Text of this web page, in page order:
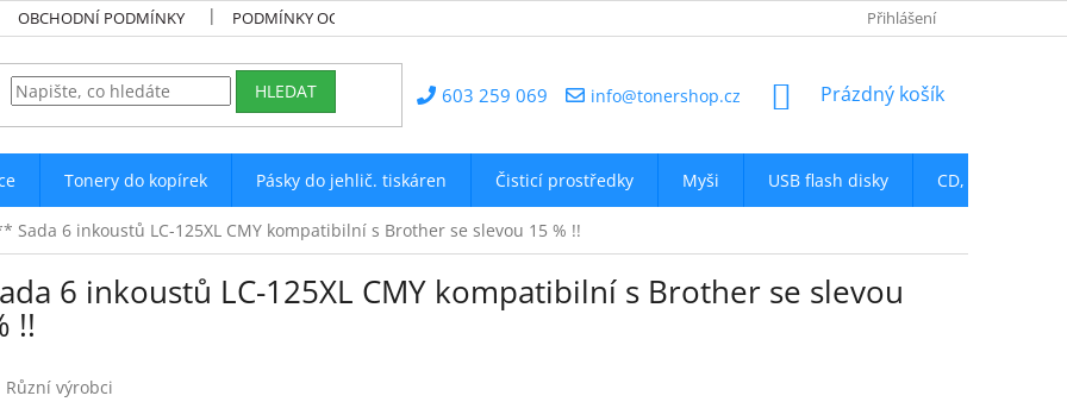
OBCHODNÍ PODMÍNKY PODMÍNKY OCHRANY OSOBNÍCH ÚDAJŮ Přihlášení
HLEDAT 603 259 069 info@tonershop.cz
NÁKUPNÍ
Prázdný košík
Tonery do kopírek Pásky do jehlič. tiskáren Čisticí prostředky Myši USB flash disky CD, DVD
Sada 6 inkoustů LC-125XL CMY kompatibilní s Brother se slevou 15 % !!
6 inkoustů LC-125XL CMY kompatibilní s Brother se slevou
!!
Různí výrobci